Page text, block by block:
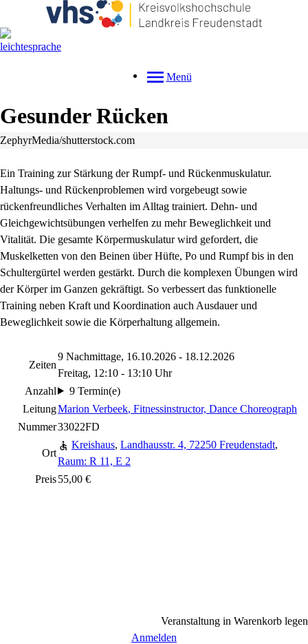
Menü
Gesunder Rücken
ZephyrMedia/shutterstock.com
Ein Training zur Stärkung der Rumpf- und Rückenmuskulatur.
Haltungs- und Rückenproblemen wird vorgebeugt sowie
rückenfreundliches Verhalten im Alltag trainiert. Dehn- und
Gleichgewichtsübungen verhelfen zu mehr Beweglichkeit und
Vitalität. Die gesamte Körpermuskulatur wird gefordert, die
Muskelketten von den Beinen über Hüfte, Po und Rumpf bis in den
Schultergürtel werden gestärkt. Durch die komplexen Übungen wird
der Körper im Ganzen gekräftigt. So verbessert das funktionelle
Training neben Kraft und Koordination auch Ausdauer und
Beweglichkeit sowie die Körperhaltung allgemein.
Zeiten
9 Nachmittage, 16.10.2026 - 18.12.2026
Freitag, 12:10 - 13:10 Uhr
Anzahl
9 Termin(e)
LeitungMarion Verbeek, Fitnessinstructor, Dance Choreograph
Nummer33022FD
Ort
Kreishaus, Landhausstr. 4, 72250 Freudenstadt,
Raum: R 11, E 2
Preis55,00 €
Veranstaltung in Warenkorb legen
Anmelden